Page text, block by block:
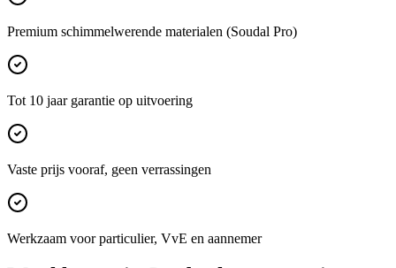
Premium schimmelwerende materialen (Soudal Pro)
Tot 10 jaar garantie op uitvoering
Vaste prijs vooraf, geen verrassingen
Werkzaam voor particulier, VvE en aannemer